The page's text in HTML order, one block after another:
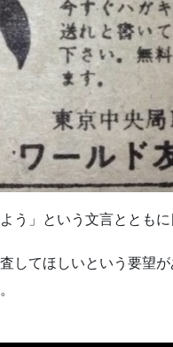
う」という文言ととも
してほしいという要望